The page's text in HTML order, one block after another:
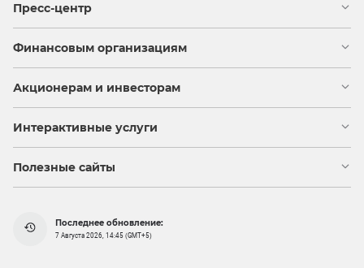
Пресс-центр
Финансовым организациям
Акционерам и инвесторам
Интерактивные услуги
Полезные сайты
Последнее обновление:
7 Августа 2026, 14:45 (GMT+5)